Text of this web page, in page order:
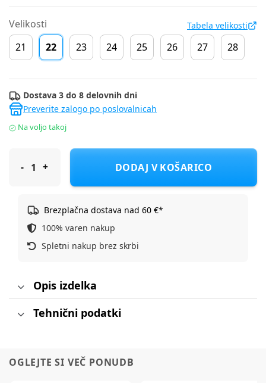
Velikosti Tabela velikosti
21 22 23 24 25 26 27 28
Dostava 3 do 8 delovnih dni
Preverite zalogo po poslovalnicah
Na voljo takoj
Affenzahn škornji Wool Comfy Bunny 01250-20153 barefoot F
DODAJ V KOŠARICO
Brezplačna dostava nad 60 €*
100% varen nakup
Spletni nakup brez skrbi
Opis izdelka
Tehnični podatki
OGLEJTE SI VEČ PONUDB